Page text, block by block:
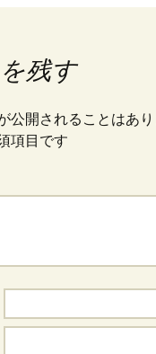
残す
公開されることはあり
項目です